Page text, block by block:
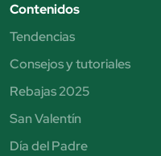
Contenidos
Tendencias
Consejos y tutoriales
Rebajas 2025
San Valentín
Día del Padre